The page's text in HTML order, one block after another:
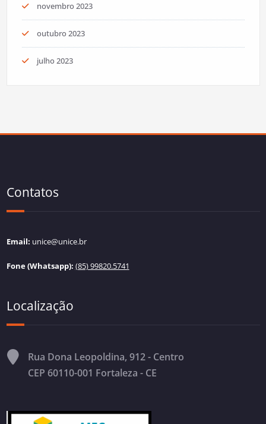
novembro 2023
outubro 2023
julho 2023
Contatos
Email: unice@unice.br
Fone (Whatsapp): (85) 99820.5741
Localização
Rua Dona Leopoldina, 912 - Centro
CEP 60110-001 Fortaleza - CE